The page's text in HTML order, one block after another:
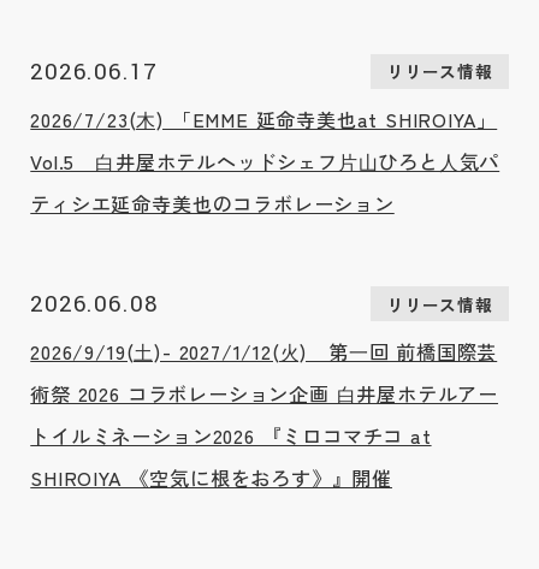
2026.06.17 リリース情報
2026/7/23(⽊) 「EMME 延命寺美也at SHIROIYA」
Vol.5 ⽩井屋ホテルヘッドシェフ⽚⼭ひろと⼈気パ
ティシエ延命寺美也のコラボレーション
2026.06.08 リリース情報
2026/9/19(⼟)- 2027/1/12(⽕) 第⼀回 前橋国際芸
術祭 2026 コラボレーション企画 ⽩井屋ホテルアー
トイルミネーション2026 『ミロコマチコ at
SHIROIYA 《空気に根をおろす》』開催